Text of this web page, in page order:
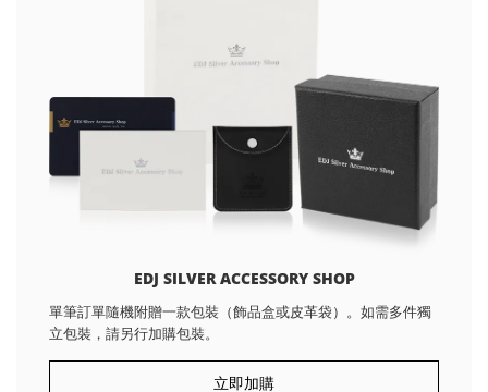
EDJ SILVER ACCESSORY SHOP
單筆訂單隨機附贈一款包裝（飾品盒或皮革袋）。如需多件獨
立包裝，請另行加購包裝。
立即加購